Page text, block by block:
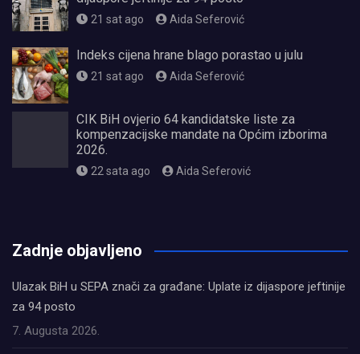
21 sat ago Aida Seferović
Indeks cijena hrane blago porastao u julu
21 sat ago Aida Seferović
CIK BiH ovjerio 64 kandidatske liste za
kompenzacijske mandate na Općim izborima
2026.
22 sata ago Aida Seferović
Zadnje objavljeno
Ulazak BiH u SEPA znači za građane: Uplate iz dijaspore jeftinije
za 94 posto
7. Augusta 2026.